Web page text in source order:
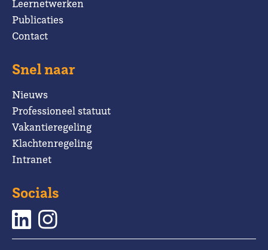
Leernetwerken
Publicaties
Contact
Snel naar
Nieuws
Professioneel statuut
Vakantieregeling
Klachtenregeling
Intranet
Socials